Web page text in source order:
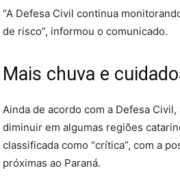
“A Defesa Civil continua
de risco”, informou o comunicado.
Mais chuva e
Ainda de acordo com a Defesa
diminuir em algumas regiões
classificada como “crítica”, com a
próximas ao Paraná.